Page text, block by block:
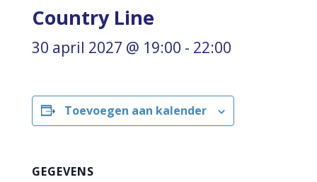
Country Line
30 april 2027 @ 19:00 - 22:00
Toevoegen aan kalender
GEGEVENS